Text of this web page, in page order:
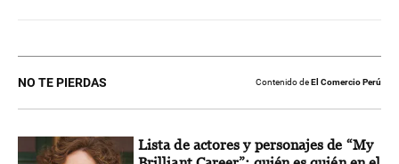
NO TE PIERDAS Contenido deEl Comercio Perú
Lista de actores y personajes de “My